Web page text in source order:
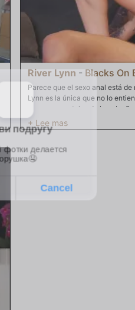
River Lynn - Blacks On
Parece que el sexo anal está
Lynn es la única que no lo
orgasmos rectales de la nube 9
rubia del campus bastante
fuerte, River confronta a su
ningún hombre quiere que otro
Especialmente no la puerta
espuma hasta que está lista
por su máquina para hacer